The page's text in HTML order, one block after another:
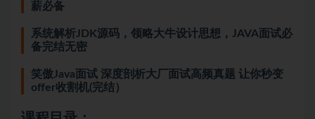
薪必备
系统解析JDK源码，领略大牛设计思想，JAVA面试必
备完结无密
笑傲Java面试 深度剖析大厂面试高频真题 让你秒变
offer收割机(完结）